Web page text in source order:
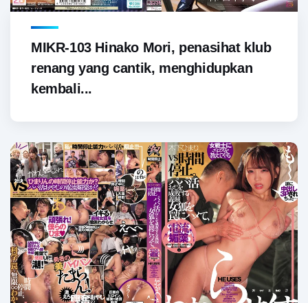
MIKR-103 Hinako Mori, penasihat klub
renang yang cantik, menghidupkan
kembali...